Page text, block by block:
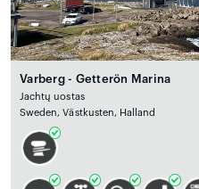
Varberg - Getterön Marina
Jachtų uostas
Sweden, Västkusten, Halland